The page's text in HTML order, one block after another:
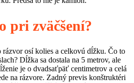
pri zväčšení?
rázvor osí kolies a celkovú dĺžku. Čo to
Dĺžka sa dostala na 5 metrov, ale
je o dvadsaťpäť centimetrov a celá
na rázvore. Zadný previs konštruktéri